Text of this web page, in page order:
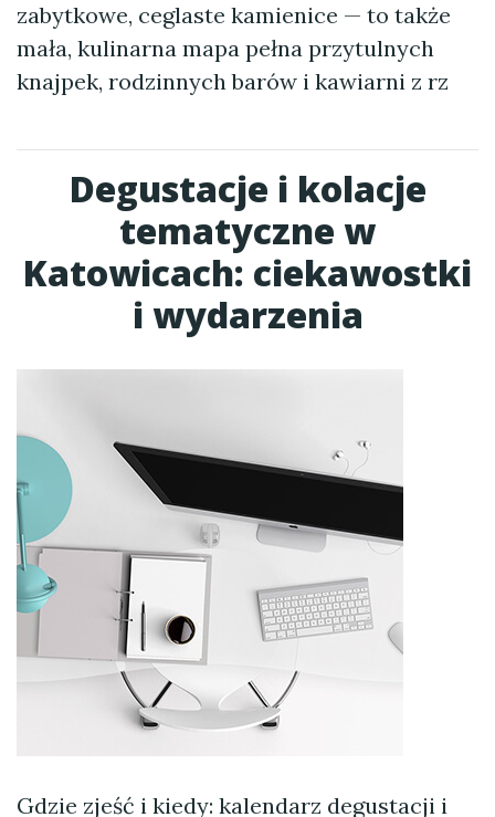
zabytkowe, ceglaste kamienice — to także
mała, kulinarna mapa pełna przytulnych
knajpek, rodzinnych barów i kawiarni z rz
Degustacje i kolacje
tematyczne w
Katowicach: ciekawostki
i wydarzenia
Gdzie zjeść i kiedy: kalendarz degustacji i